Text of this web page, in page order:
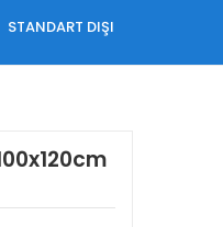
STANDART DIŞI